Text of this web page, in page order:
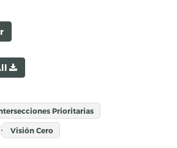
Prioritarias
Visión Cero